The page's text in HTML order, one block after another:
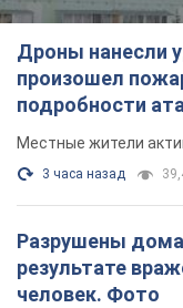
Дроны нанесли
произошел
подробности
Местные жители
3 часа назад
Разрушены
результате
человек. Фото